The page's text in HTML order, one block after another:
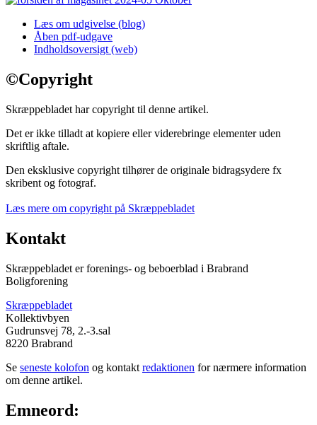
Læs om udgivelse (blog)
Åben pdf-udgave
Indholdsoversigt (web)
©Copyright
Skræppebladet har copyright til denne artikel.
Det er ikke tilladt at kopiere eller viderebringe elementer uden
skriftlig aftale.
Den eksklusive copyright tilhører de originale bidragsydere fx
skribent og fotograf.
Læs mere om copyright på Skræppebladet
Kontakt
Skræppebladet er forenings- og beboerblad i Brabrand
Boligforening
Skræppebladet
Kollektivbyen
Gudrunsvej 78, 2.-3.sal
8220 Brabrand
Se seneste kolofon og kontakt redaktionen for nærmere information
om denne artikel.
Emneord: